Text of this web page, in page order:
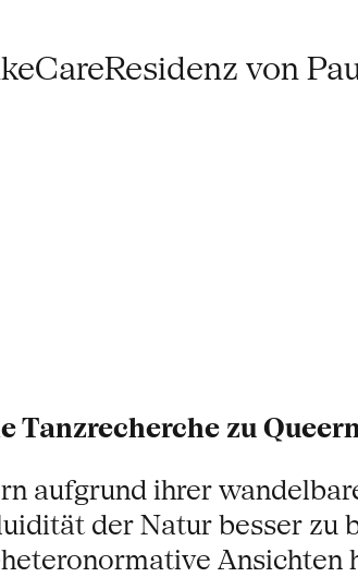
von
Tanzrecherche zu
aufgrund ihrer
der Natur besser zu
Ansichten